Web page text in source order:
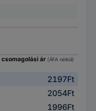
csomagolási ár (ÁFA nélkül)
2197Ft
2054Ft
1996Ft